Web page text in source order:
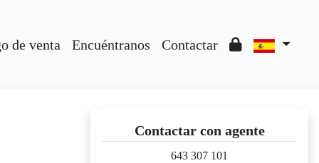
de venta Encuéntranos Contactar
Contactar con agente
643 307 101